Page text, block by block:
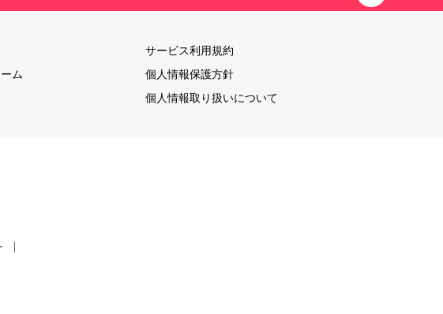
ム
サービス利用規約
個人情報保護方針
個人情報取り扱いについて